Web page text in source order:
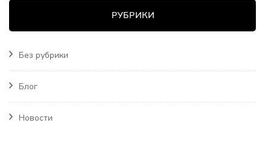
РУБРИКИ
Без рубрики
Блог
Новости